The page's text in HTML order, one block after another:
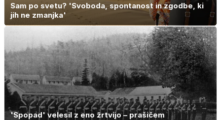
Sam po svetu? 'Svoboda, spontanost in zgodbe, ki
jih ne zmanjka'
'Spopad' velesil z eno žrtvijo – prašičem